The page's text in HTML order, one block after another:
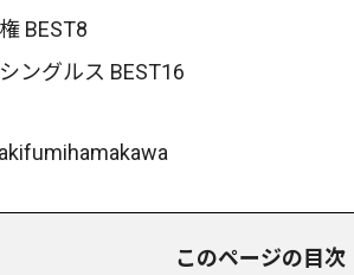
BEST8
ングルス BEST16
このページの目次